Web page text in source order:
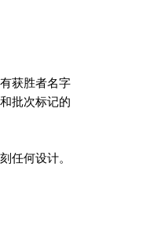
获胜者名字
批次标记的
任何设计。